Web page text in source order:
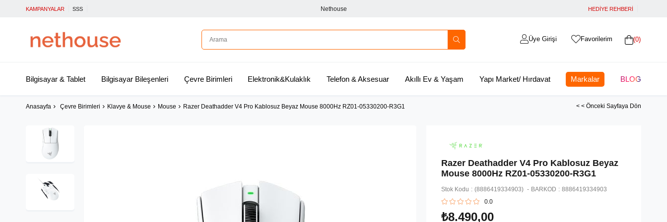
KAMPANYALAR SSS Nethouse HEDİYE REHBERİ
0
Favorilerim
Üye Girişi
Bilgisayar & Tablet Bilgisayar Bileşenleri Çevre Birimleri Elektronik&Kulaklık Telefon & Aksesuar Akıllı Ev & Yaşam Yapı Market/ Hırdavat Markalar BLOG
Anasayfa Çevre Birimleri Klavye & Mouse Mouse Razer Deathadder V4 Pro Kablosuz Beyaz Mouse 8000Hz RZ01-05330200-R3G1 < < Önceki Sayfaya Dön
Razer Deathadder V4 Pro Kablosuz Beyaz
Mouse 8000Hz RZ01-05330200-R3G1
Stok Kodu (8886419334903) BARKOD : 8886419334903
0.0
₺8.490,00